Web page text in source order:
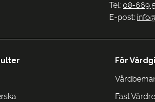
Tel: 08-669
E-post:
För
Fast